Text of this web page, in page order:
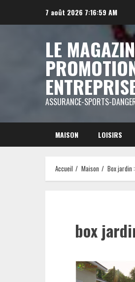
7 août 2026 7:16:59 AM
LE
ASSURANCE-SPORTS-
MAISON LOISIRS
Accueil Maison Box jardin
box